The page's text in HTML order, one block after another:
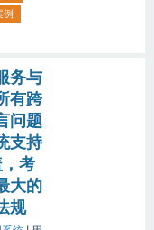
例
务与
有跨
问题
支持
考
大的
规